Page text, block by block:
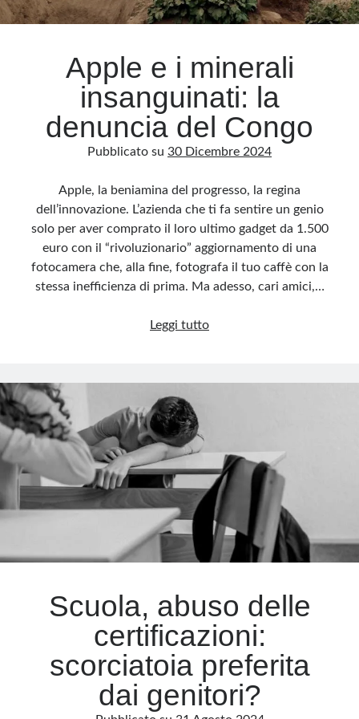
Archivio
Categorie
Questo blog non rappresenta una testata giornalistica, in quanto viene aggiornato
senza alcuna periodicità. Non può pertanto considerarsi un prodotto editoriale ai
sensi della legge n· 62 del 7.03.2001. L’autore non è responsabile di quanto
pubblicato dai lettori nei commenti ai vari post. Saranno comunque cancellati quelli
ritenuti offensivi o lesivi dell’immagine o dell’onorabilità di terzi, di genere spam,
razzisti o che contengano dati personali non conformi al rispetto delle norme sulla
privacy. Alcune immagini inserite in questo blog sono tratte da Internet e, pertanto,
immediatamente rimosse. L’autore del blog non è responsabile dei siti collegati
Meta
Accedi
Feed dei contenuti
Feed dei commenti
WordPress.org
Apple e i minerali
insanguinati: la
denuncia del Congo
Pubblicato su 30 Dicembre 2024
Apple, la beniamina del progresso, la regina
dell’innovazione. L’azienda che ti fa sentire un genio
solo per aver comprato il loro ultimo gadget da 1.500
euro con il “rivoluzionario” aggiornamento di una
fotocamera che, alla fine, fotografa il tuo caffè con la
stessa inefficienza di prima. Ma adesso, cari amici,…
Leggi tuttoApple
minerali
del
Congo
Scuola, abuso delle
certificazioni:
scorciatoia preferita
dai genitori?